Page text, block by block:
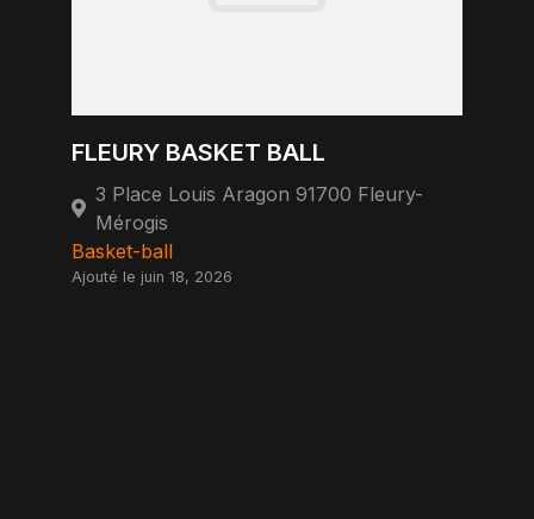
FLEURY BASKET BALL
3 Place Louis Aragon 91700 Fleury-
Mérogis
Basket-ball
Ajouté le juin 18, 2026